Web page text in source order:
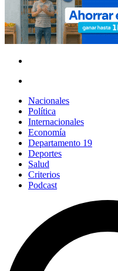
Nacionales
Política
Internacionales
Economía
Departamento 19
Deportes
Salud
Criterios
Podcast